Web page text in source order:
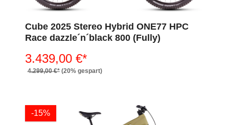
Cube 2025 Stereo Hybrid ONE77 HPC
Race dazzle´n´black 800 (Fully)
3.439,00 €*
4.299,00 €* (20% gespart)
-15%